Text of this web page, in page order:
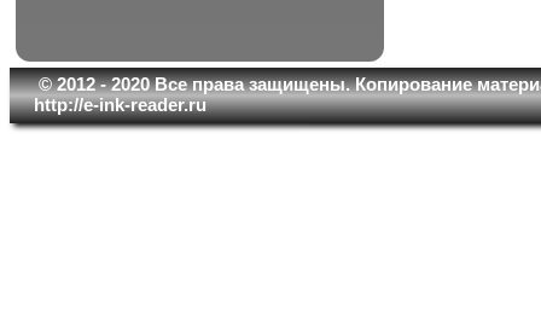
© 2012 - 2020 Все права защищены. Копирование
http://e-ink-reader.ru